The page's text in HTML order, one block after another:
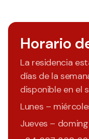
Horario
La residencia
días de la
disponible en el
Lunes –
Jueves –